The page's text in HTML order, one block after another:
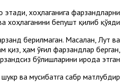
хоҳлаганига фарзандларни
хоҳлаганини бепушт қилиб қўяди.
берилмаган. Масалан, Лут ва
ҳам ўғил фарзандлар берган,
бўлишларини ирода этган.
ва мусибатга сабр матлубдир.